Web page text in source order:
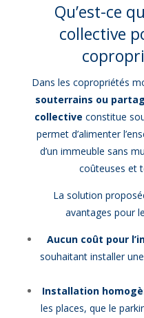
Qu’est-ce
collective
Dans les copropriétés
souterrains ou
collective constitue
permet d’alimenter
d’un immeuble sans
coûteuses et
La solution
avantages pour
Aucun coût pour
souhaitant installer
Installation
les places, que le